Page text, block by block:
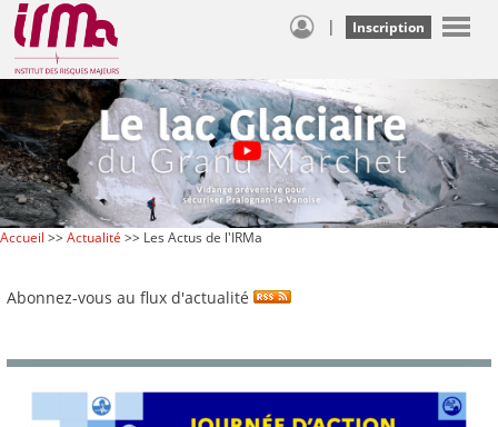
| Inscription
Accueil >>Actualité >> Les Actus de l'IRMa
Abonnez-vous au flux d'actualité